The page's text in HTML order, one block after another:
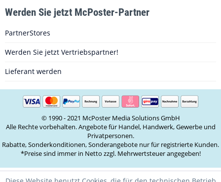
Werden Sie jetzt McPoster-Partner
PartnerStores
Werden Sie jetzt Vertriebspartner!
Lieferant werden
© 1990 - 2021 McPoster Media Solutions GmbH
Alle Rechte vorbehalten. Angebote für Handel, Handwerk, Gewerbe und
Privatpersonen.
Rabatte, Sonderkonditionen, Sonderangebote nur für registrierte Kunden.
*Preise sind immer in Netto zzgl. Mehrwertsteuer angegeben!